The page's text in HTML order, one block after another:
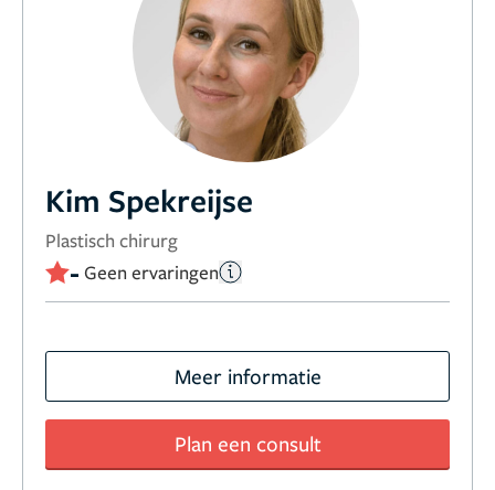
Kim Spekreijse
Plastisch chirurg
- Geen ervaringen
Meer informatie
Plan een consult